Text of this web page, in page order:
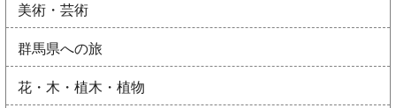
美術・芸術
群馬県への旅
花・木・植木・植物